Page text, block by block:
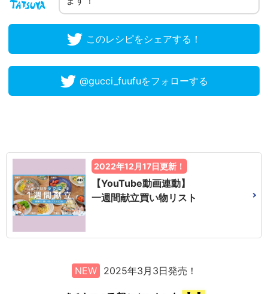
このレシピをシェアする！
@gucci_fuufuをフォローする
2022年12月17日更新！
【YouTube動画連動】
一週間献立買い物リスト
NEW 2025年3月3日発売！